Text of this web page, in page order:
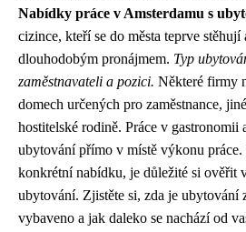
Nabídky práce v Amsterdamu s
cizince, kteří se do města teprve stěhují
dlouhodobým pronájmem. Typ
zaměstnavateli a pozici. Některé firmy
domech určených pro zaměstnance,
hostitelské rodině. Práce v gastronomii
ubytování přímo v místě výkonu práce.
konkrétní nabídku, je důležité si ověřit
ubytování. Zjistěte si, zda je ubytování
vybaveno a jak daleko se nachází od